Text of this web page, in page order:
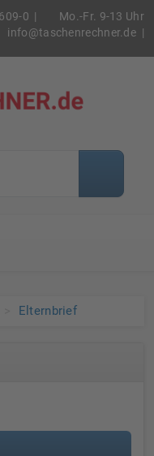
Mo.-Fr. 9-13 Uhr
0 |
info@taschenrechner.de |
Elternbrief